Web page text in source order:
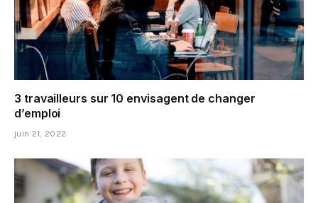
3 travailleurs sur 10 envisagent de changer
d’emploi
juin 21, 2022